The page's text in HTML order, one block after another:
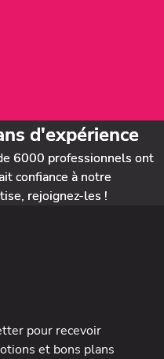
d'expérience
6000 professionnels ont
confiance à notre
rejoignez-les !
pour recevoir
et bons plans